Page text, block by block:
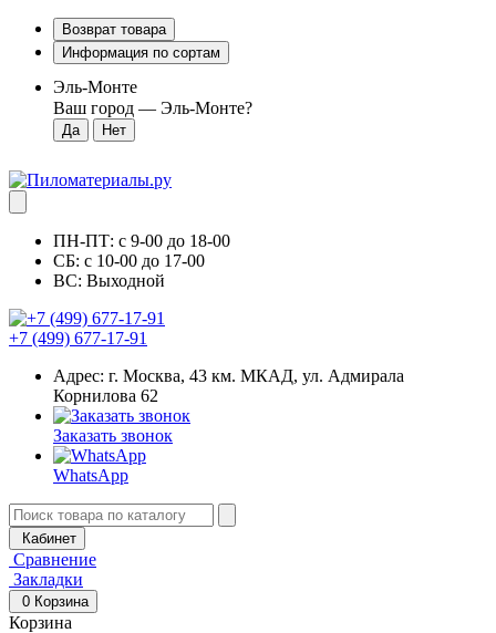
Возврат товара
Информация по сортам
Эль-Монте
Ваш город — Эль-Монте?
ПН-ПТ: с 9-00 до 18-00
СБ: с 10-00 до 17-00
ВС: Выходной
+7 (499) 677-17-91
Адрес: г. Москва, 43 км. МКАД, ул. Адмирала
Корнилова 62
Заказать звонок
WhatsApp
Кабинет
Сравнение
Закладки
0 Корзина
Корзина